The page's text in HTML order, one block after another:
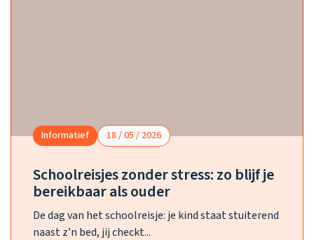
Informatief 18 / 05 / 2026
Schoolreisjes zonder stress: zo blijf je
bereikbaar als ouder
De dag van het schoolreisje: je kind staat stuiterend
naast z’n bed, jij checkt...